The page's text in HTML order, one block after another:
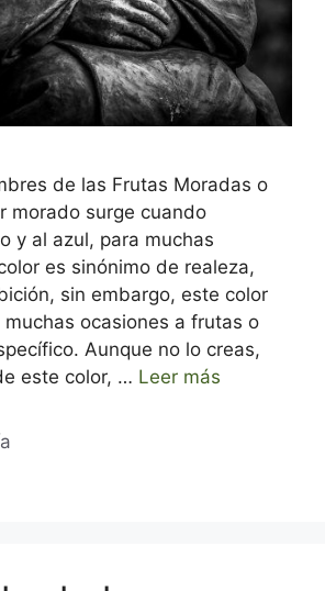
de las Frutas Moradas o
morado surge cuando
y al azul, para muchas
es sinónimo de realeza,
sin embargo, este color
ocasiones a frutas o
Aunque no lo creas,
este color, … Leer más